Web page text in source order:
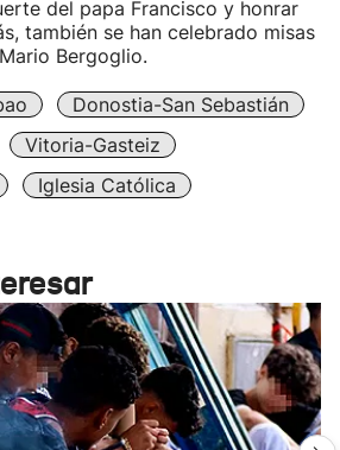
del papa Francisco y honrar
también se han celebrado misas
Bergoglio.
Donostia-San Sebastián
Vitoria-Gasteiz
Iglesia Católica